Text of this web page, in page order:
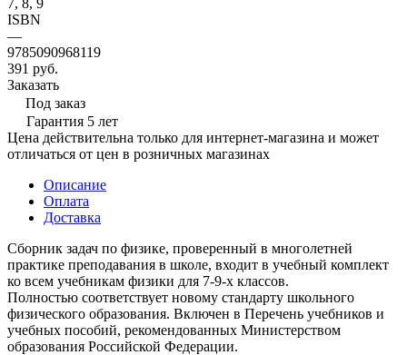
ISBN
—
9785090968119
391 руб.
Заказать
Под заказ
Гарантия 5 лет
Цена действительна только для интернет-магазина и может
отличаться от цен в розничных магазинах
Описание
Оплата
Доставка
Сборник задач по физике, проверенный в многолетней
практике преподавания в школе, входит в учебный комплект
ко всем учебникам физики для 7-9-х классов.
Полностью соответствует новому стандарту школьного
физического образования. Включен в Перечень учебников и
учебных пособий, рекомендованных Министерством
образования Российской Федерации.